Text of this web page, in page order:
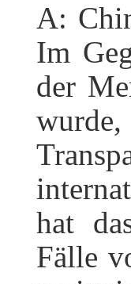
A:
Im
der
hat
Fälle